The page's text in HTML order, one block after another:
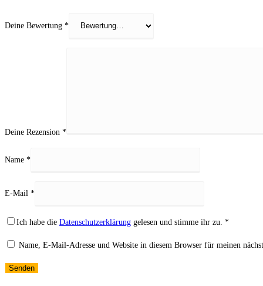
Deine Bewertung *
Deine Rezension *
Name *
E-Mail *
Ich habe die Datenschutzerklärung gelesen und stimme ihr zu. *
Name, E-Mail-Adresse und Website in diesem Browser für meinen